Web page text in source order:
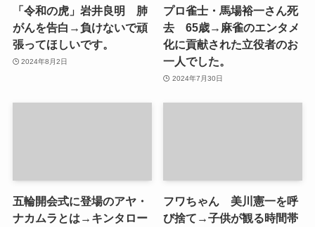
「令和の虎」岩井良明 肺
がんを告白→負けないで頑
張ってほしいです。
2024年8月2日
プロ雀士・馬場裕一さん死
去 65歳→麻雀のエンタメ
化に貢献された立役者のお
一人でした。
2024年7月30日
五輪開会式に登場のアヤ・
ナカムラとは→キンタロー
フワちゃん 美川憲一を呼
び捨て→子供が観る時間帯